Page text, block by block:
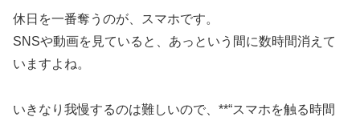
休日を一番奪うのが、スマホです。
SNSや動画を見ていると、あっという間に数時間消えて
いますよね。
いきなり我慢するのは難しいので、**“スマホを触る時間